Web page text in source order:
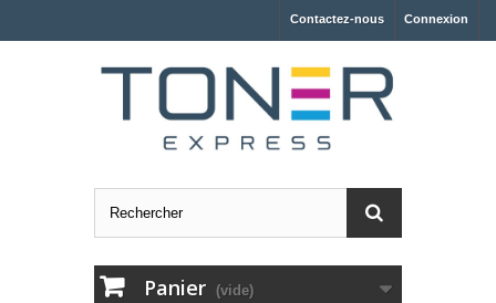
Connexion
Contactez-nous
Panier (vide)